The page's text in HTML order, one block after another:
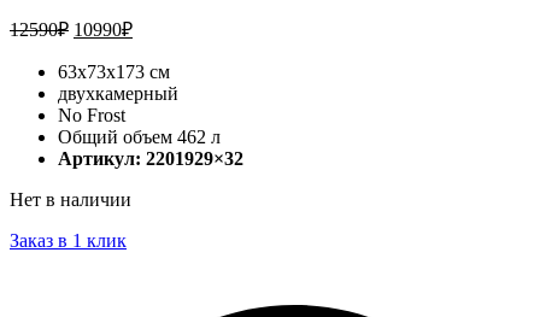
12590₽ 10990₽
63х73х173 см
двухкамерный
No Frost
Общий объем 462 л
Артикул: 2201929×32
Нет в наличии
Заказ в 1 клик